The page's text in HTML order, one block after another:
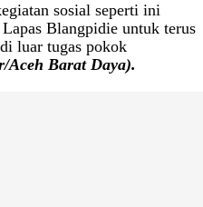
sosial seperti ini
Blangpidie untuk terus
luar tugas pokok
Barat Daya).